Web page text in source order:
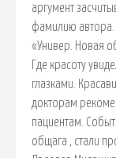
аргумент
фамилию
«Универ. Новая
Где красоту
глазками.
докторам
пациентам.
общага , стали